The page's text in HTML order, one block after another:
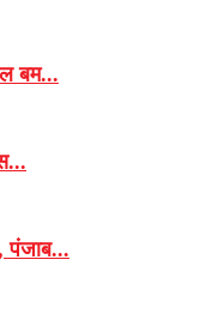
बम...
पंजाब...